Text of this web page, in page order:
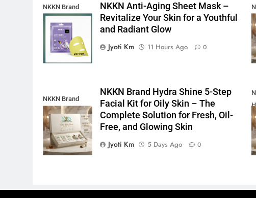
NKKN Brand
Anti-Aging Sheet
Mask
NKKN Anti-Aging Sheet Mask –
Revitalize Your Skin for a Youthful
and Radiant Glow
Jyoti Km
11 Hours Ago 0
NKKN Brand
Shine Facial Kit
For Oily Skin
NKKN Brand Hydra Shine 5-Step
Facial Kit for Oily Skin – The
Complete Solution for Fresh, Oil-
Free, and Glowing Skin
Jyoti Km
5 Days Ago 0